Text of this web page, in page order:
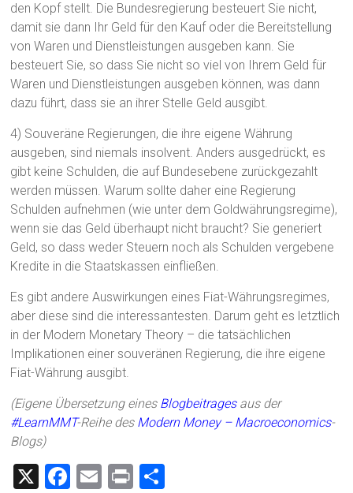
den Kopf stellt. Die Bundesregierung besteuert Sie nicht,
damit sie dann Ihr Geld für den Kauf oder die Bereitstellung
von Waren und Dienstleistungen ausgeben kann. Sie
besteuert Sie, so dass Sie nicht so viel von Ihrem Geld für
Waren und Dienstleistungen ausgeben können, was dann
dazu führt, dass sie an ihrer Stelle Geld ausgibt.
4) Souveräne Regierungen, die ihre eigene Währung
ausgeben, sind niemals insolvent. Anders ausgedrückt, es
gibt keine Schulden, die auf Bundesebene zurückgezahlt
werden müssen. Warum sollte daher eine Regierung
Schulden aufnehmen (wie unter dem Goldwährungsregime),
wenn sie das Geld überhaupt nicht braucht? Sie generiert
Geld, so dass weder Steuern noch als Schulden vergebene
Kredite in die Staatskassen einfließen.
Es gibt andere Auswirkungen eines Fiat-Währungsregimes,
aber diese sind die interessantesten. Darum geht es letztlich
in der Modern Monetary Theory – die tatsächlichen
Implikationen einer souveränen Regierung, die ihre eigene
Fiat-Währung ausgibt.
(Eigene Übersetzung eines Blogbeitragesaus der
#LearnMMT-Reihe des Modern Money – Macroeconomics-
Blogs)
X
F
E
Pr